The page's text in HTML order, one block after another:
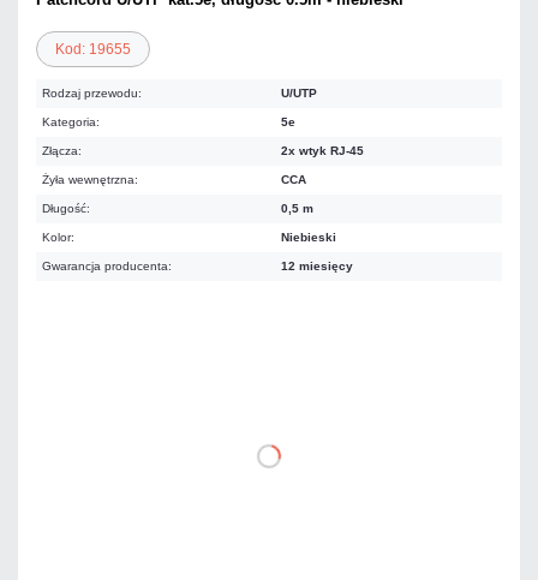
Kod: 19655
Rodzaj przewodu: U/UTP
Kategoria: 5e
Złącza: 2x wtyk RJ-45
Żyła wewnętrzna: CCA
Długość: 0,5 m
Kolor: Niebieski
Gwarancja producenta: 12 miesięcy
DO KOSZYKA